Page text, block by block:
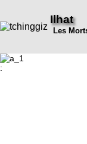
Ilhat
Les
: